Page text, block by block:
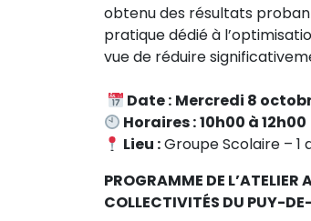
obtenu des résultats
pratique dédié à
vue de réduire
Date : Mercredi 8
Horaires :10h00 à 12h00
Lieu :Groupe Scolaire – 1
PROGRAMME DE L’ATELIER
COLLECTIVITÉS DU PUY-